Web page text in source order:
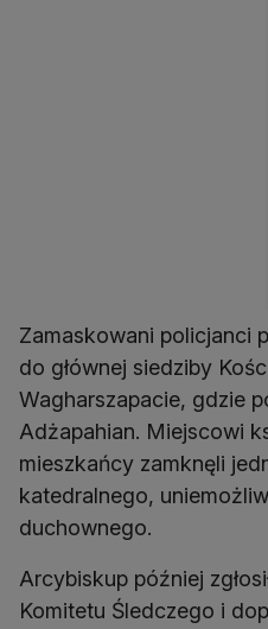
Zamaskowani policjanci
do głównej siedziby
Wagharszapacie, gdzie
Adżapahian. Miejscowi
mieszkańcy zamknęli
katedralnego,
duchownego.
Arcybiskup później
Komitetu Śledczego i